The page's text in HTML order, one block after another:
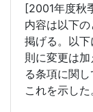
[2001年度秋
内容は以下
掲げる。以
則に変更は
る条項に関
これを示し